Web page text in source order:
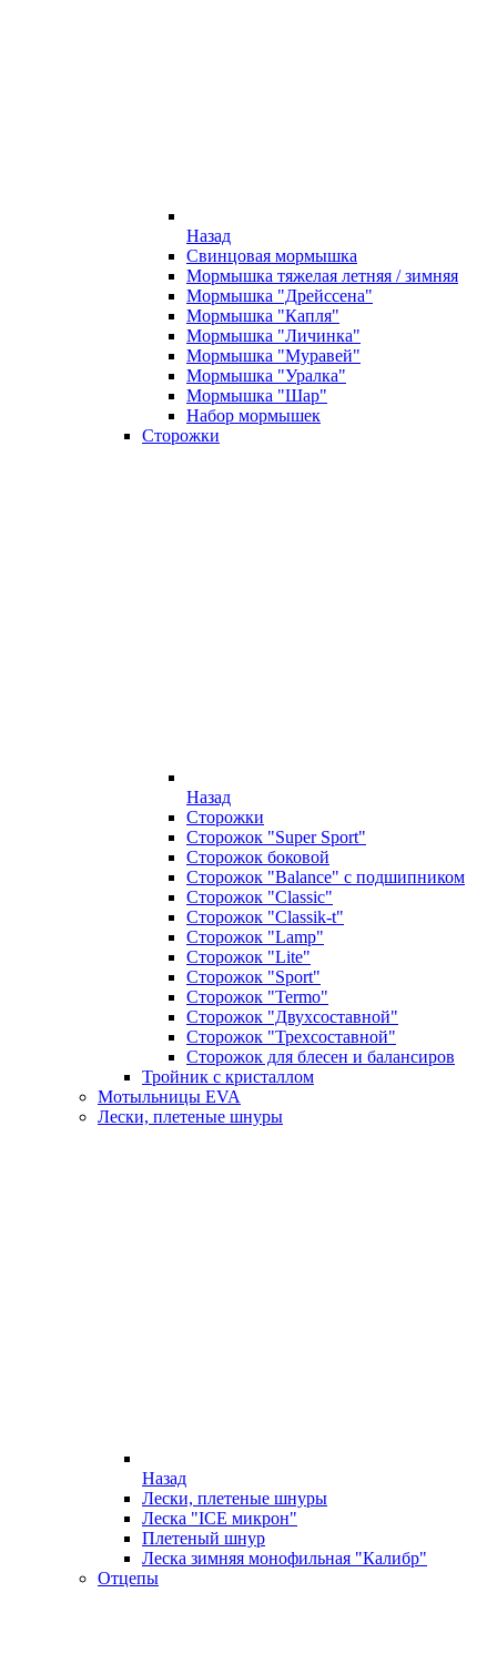
Назад
Свинцовая мормышка
Мормышка тяжелая летняя / зимняя
Мормышка "Дрейссена"
Мормышка "Капля"
Мормышка "Личинка"
Мормышка "Муравей"
Мормышка "Уралка"
Мормышка "Шар"
Набор мормышек
Сторожки
Назад
Сторожки
Сторожок "Super Sport"
Сторожок боковой
Сторожок "Balance" с подшипником
Сторожок "Classic"
Сторожок "Classik-t"
Сторожок "Lamp"
Сторожок "Lite"
Сторожок "Sport"
Сторожок "Termo"
Сторожок "Двухсоставной"
Сторожок "Трехсоставной"
Сторожок для блесен и балансиров
Тройник с кристаллом
Мотыльницы EVA
Лески, плетеные шнуры
Назад
Лески, плетеные шнуры
Леска "ICE микрон"
Плетеный шнур
Леска зимняя монофильная "Калибр"
Отцепы